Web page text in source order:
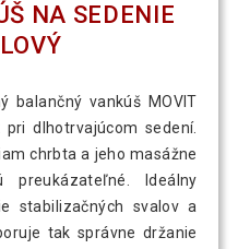
NA SEDENIE
balančný vankúš MOVIT
dlhotrvajúcom sedení.
chrbta a jeho masážne
Ideálny
stabilizačných svalov a
tak správne držanie